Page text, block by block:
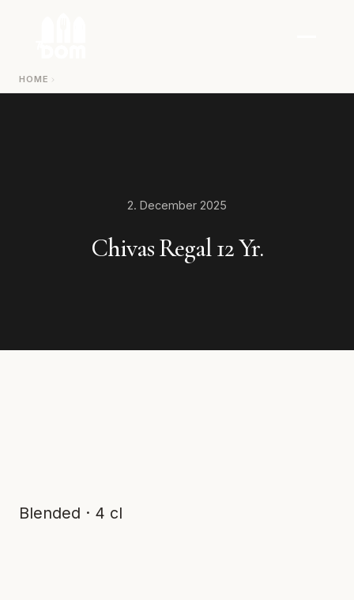
HOME
2. December 2025
Chivas Regal 12 Yr.
Blended · 4 cl